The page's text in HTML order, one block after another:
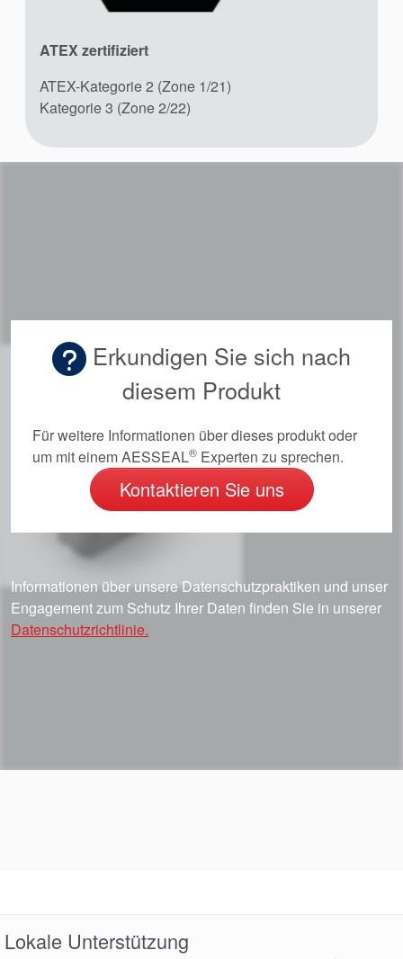
ATEX zertifiziert
ATEX-Kategorie 2 (Zone 1/21)
Kategorie 3 (Zone 2/22)
Erkundigen Sie sich nach
diesem Produkt
Für weitere Informationen über dieses produkt oder
um mit einem AESSEAL® Experten zu sprechen.
Kontaktieren Sie uns
Informationen über unsere Datenschutzpraktiken und unser
Engagement zum Schutz Ihrer Daten finden Sie in unserer
Datenschutzrichtlinie.
Lokale Unterstützung